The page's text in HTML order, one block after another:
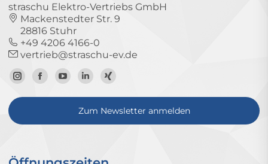
straschu Elektro-Vertriebs GmbH
Mackenstedter Str. 9
28816 Stuhr
+49 4206 4166-0
vertrieb@straschu-ev.de
Zum
Instagram-
Zur
Facebook-
Zum
YouTube-
Kanal
Zum
LinkedIn-
Profil
Zum
Xing-
Profil
Zum Newsletter anmelden